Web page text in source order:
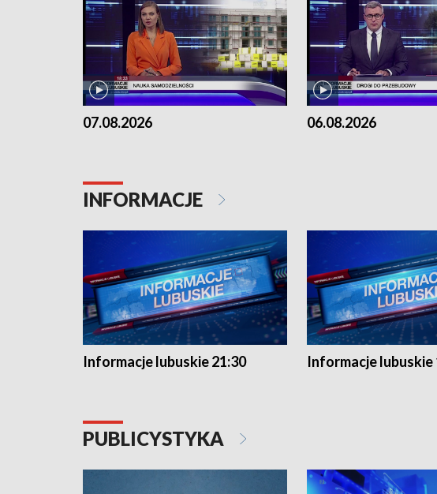
07.08.2026 06.08.2026
INFORMACJE
Informacje lubuskie 21:30 Informacje lubuskie
PUBLICYSTYKA